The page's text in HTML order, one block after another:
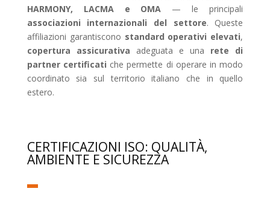
HARMONY, LACMA e OMA — le principali
associazioni internazionali del settore. Queste
affiliazioni garantiscono standard operativi elevati,
copertura assicurativa adeguata e una rete di
partner certificati che permette di operare in modo
coordinato sia sul territorio italiano che in quello
estero.
CERTIFICAZIONI ISO: QUALITÀ,
AMBIENTE E SICUREZZA